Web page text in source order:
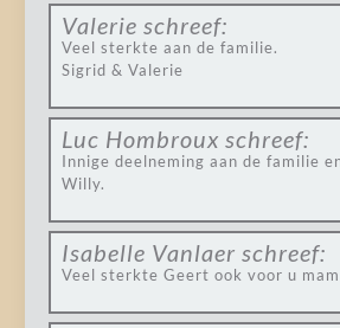
Valerie schreef:
Veel sterkte aan de familie.
Sigrid & Valerie
Luc Hombroux schreef:
Innige deelneming aan de familie
Willy.
Isabelle Vanlaer schreef:
Veel sterkte Geert ook voor u